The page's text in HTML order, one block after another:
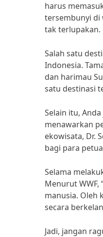
harus
tersembunyi di
tak terlupakan.
Salah satu
Indonesia.
dan harimau
satu destinasi
Selain itu,
menawarkan
ekowisata, Dr.
bagi para
Selama
Menurut
manusia. Oleh
secara
Jadi, jangan